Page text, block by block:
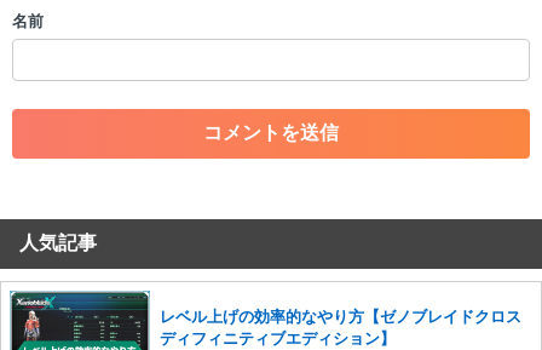
・一度削除された投稿を再び投稿すること
・アカウントの売買など金銭が絡む内容の投稿
・各ゲームのネタバレを含む内容の投稿
・その他、管理者が不適切と判断した投稿
コメントの削除を申請する
せていただきます。ご了承ください。
※一度削除したコメントは復元ができませんのでご注意くだ
さい。
名前
人気記事
レベル上げの効率的なやり方【ゼノブレイドクロス
ディフィニティブエディション】